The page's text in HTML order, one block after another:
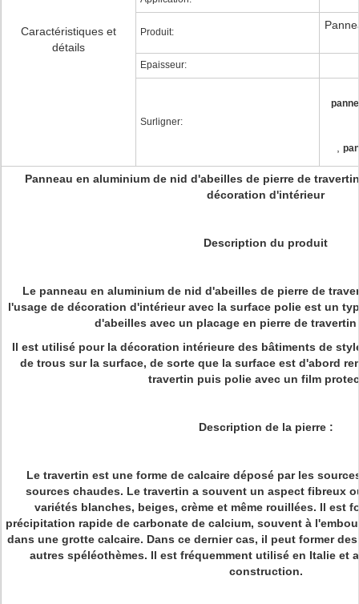
Caractéristiques et
détails
Produit:
Epaisseur:
Surligner:
Panneau en aluminium de nid d'abeilles de pierre de
décoration d'intérieur
Description du produit
Le panneau en aluminium de nid d'abeilles de pierre de
l'usage de décoration d'intérieur avec la surface polie est un
d'abeilles avec un placage en pierre de
Il est utilisé pour la décoration intérieure des bâtiments de
de trous sur la surface, de sorte que la surface est d'abord
travertin puis polie avec un film
Description de la pierre :
Le travertin est une forme de calcaire déposé par les
sources chaudes. Le travertin a souvent un aspect fibreux
variétés blanches, beiges, crème et même rouillées. Il est
précipitation rapide de carbonate de calcium, souvent à
dans une grotte calcaire. Dans ce dernier cas, il peut former
autres spéléothèmes. Il est fréquemment utilisé en Italie et
construction.